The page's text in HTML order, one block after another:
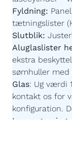
Fyldning:
tætningslister
Slutblik:
Aluglaslister
ekstra
sømhuller
Glas: Ug værdi
kontakt os for
konfiguration.
Imprægnering: